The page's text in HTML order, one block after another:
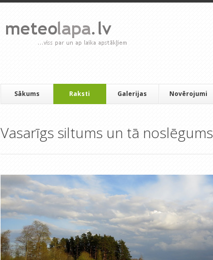
Sākums Raksti Galerijas Novērojumi
Vasarīgs siltums un tā noslēgums